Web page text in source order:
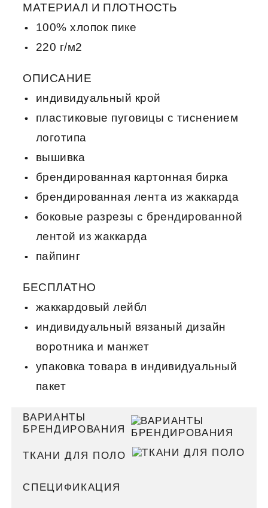
МАТЕРИАЛ И ПЛОТНОСТЬ
100% хлопок пике
220 г/м2
ОПИСАНИЕ
индивидуальный крой
пластиковые пуговицы с тиснением
логотипа
вышивка
брендированная картонная бирка
брендированная лента из жаккарда
боковые разрезы с брендированной
лентой из жаккарда
пайпинг
БЕСПЛАТНО
жаккардовый лейбл
индивидуальный вязаный дизайн
воротника и манжет
упаковка товара в индивидуальный
пакет
ВАРИАНТЫ
БРЕНДИРОВАНИЯ
ТКАНИ ДЛЯ ПОЛО
СПЕЦИФИКАЦИЯ